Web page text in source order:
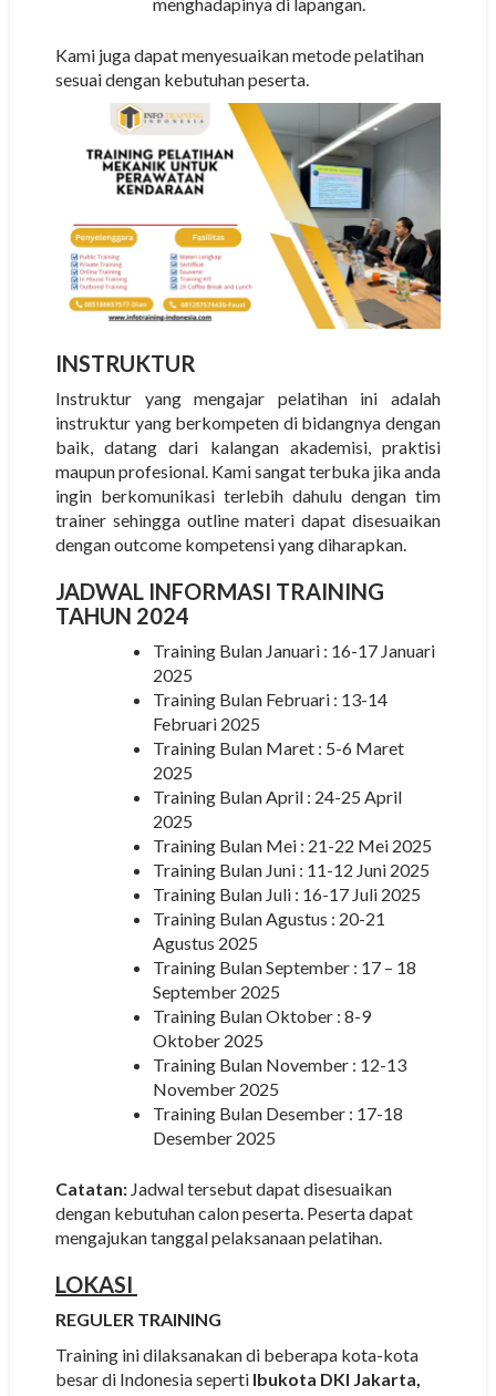
Kami juga dapat menyesuaikan metode pelatihan
sesuai dengan kebutuhan peserta.
INSTRUKTUR
Instruktur yang mengajar pelatihan ini adalah
instruktur yang berkompeten di bidangnya dengan
baik, datang dari kalangan akademisi, praktisi
maupun profesional. Kami sangat terbuka jika anda
ingin berkomunikasi terlebih dahulu dengan tim
trainer sehingga outline materi dapat disesuaikan
dengan outcome kompetensi yang diharapkan.
JADWAL INFORMASI TRAINING
TAHUN 2024
Training Bulan Januari : 16-17 Januari
2025
Training Bulan Februari : 13-14
Februari 2025
Training Bulan Maret : 5-6 Maret
2025
Training Bulan April : 24-25 April
2025
Training Bulan Mei : 21-22 Mei 2025
Training Bulan Juni : 11-12 Juni 2025
Training Bulan Juli : 16-17 Juli 2025
Training Bulan Agustus : 20-21
Agustus 2025
Training Bulan September : 17 – 18
September 2025
Training Bulan Oktober : 8-9
Oktober 2025
Training Bulan November : 12-13
November 2025
Training Bulan Desember : 17-18
Desember 2025
Catatan:Jadwal tersebut dapat disesuaikan
dengan kebutuhan calon peserta. Peserta dapat
mengajukan tanggal pelaksanaan pelatihan.
LOKASI
REGULER TRAINING
Training ini dilaksanakan di beberapa kota-kota
besar di Indonesia sepertiIbukota DKI Jakarta,